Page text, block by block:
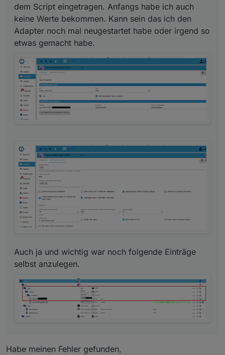
Auch ja und wichtig war noch folgende Einträge
selbst anzulegen.
dem Script eingetragen. Anfangs habe ich auch
keine Werte bekommen. Kann sein das ich den
Adapter noch mal neugestartet habe oder irgend so
etwas gemacht habe.
Auch ja und wichtig war noch folgende Einträge
selbst anzulegen.
Habe meinen Fehler gefunden,